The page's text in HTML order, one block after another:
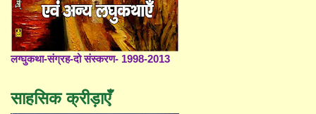
लग्घुकथा-संग्रह-दो संस्करण- 1998-2013
साहसिक क्रीड़ाएँ